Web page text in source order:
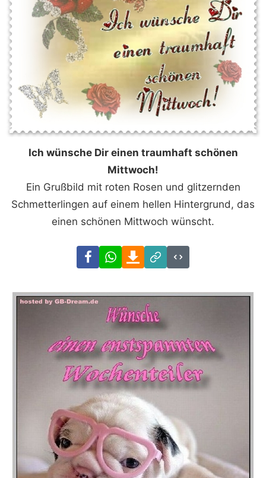
Ich wünsche Dir einen traumhaft schönen
Mittwoch!
Ein Grußbild mit roten Rosen und glitzernden
Schmetterlingen auf einem hellen Hintergrund, das
einen schönen Mittwoch wünscht.
FacebookWhatsAppDownload
Link
Code